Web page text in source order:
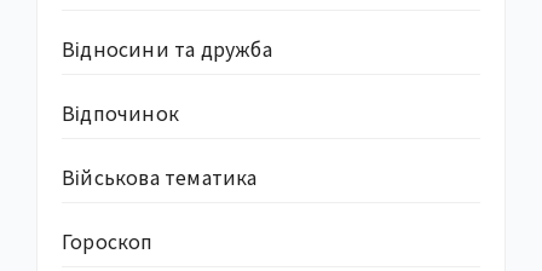
Відносини та дружба
Відпочинок
Військова тематика
Гороскоп